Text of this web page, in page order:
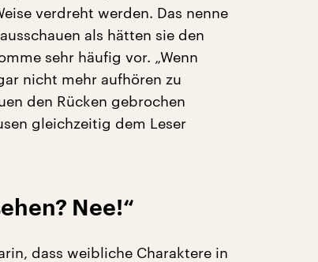
verdreht werden. Das nenne
als hätten sie den
sehr häufig vor. „Wenn
nicht mehr aufhören zu
den Rücken gebrochen
gleichzeitig dem Leser
Nee!“
dass weibliche Charaktere in